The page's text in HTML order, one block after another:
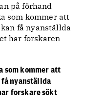
på förhand
som kommer att
få nyanställda
har forskaren
som kommer att
få nyanställda
forskare sökt